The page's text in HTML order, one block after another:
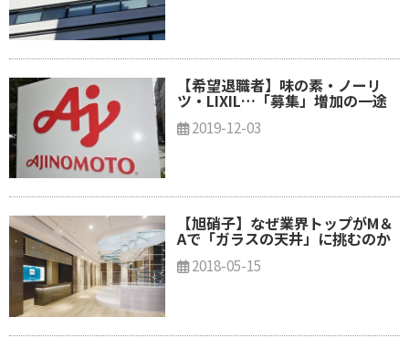
【希望退職者】味の素・ノーリ
ツ・LIXIL…「募集」増加の一途
2019-12-03
【旭硝子】なぜ業界トップがM＆
Aで「ガラスの天井」に挑むのか
2018-05-15